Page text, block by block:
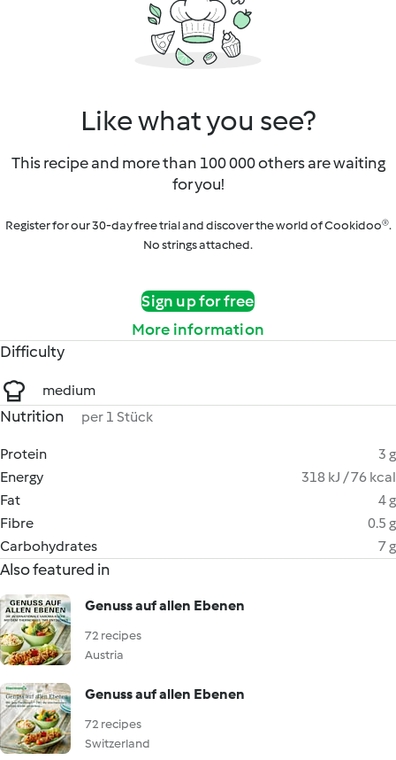
Like what you see?
This recipe and more than 100 000 others are waiting
for you!
Register for our 30-day free trial and discover the world of Cookidoo®.
No strings attached.
Sign up for free
More information
Difficulty
medium
Nutrition per 1 Stück
Protein
3 g
Energy
318 kJ / 76 kcal
Fat
4 g
Fibre
0.5 g
Carbohydrates
7 g
Also featured in
Genuss auf allen Ebenen
72 recipes
Austria
Genuss auf allen Ebenen
72 recipes
Switzerland